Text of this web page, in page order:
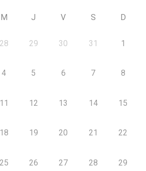
M J V S D
28 29 30 31 1
4 5 6 7 8
11 12 13 14 15
18 19 20 21 22
25 26 27 28 29